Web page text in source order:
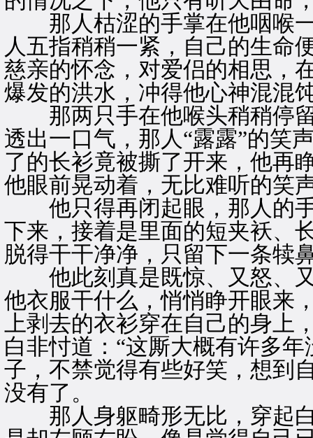
那人枯涩的手掌在他咽喉一
人五指稍稍一紧，自己的生命
慈亲的怀念，对爱侣的相思，
爆发的洪水，冲得他心神混混
那两只手在他喉头稍稍停留
透出一口气，那人“露露”的笑
了的长衫竟被撕了开来，他再
他眼前晃动着，无比难听的笑
他只得再闭起眼，那人的手
下来，接着是里面的短夹袄、
脱得干干净净，只留下一条犊
他此刻真是既惊、又怒、又
他衣服干什么，悄悄睁开眼来
上剥去的衣衫穿在自己的身上
白非忖道：“这厮大概有许多
子，不禁觉得有些好笑，想到
没有了。
那人身躯畸形无比，穿起白